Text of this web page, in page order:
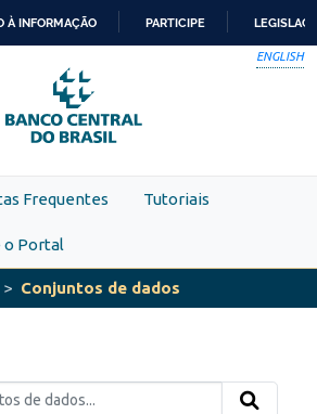
PARA
O
CONTEÚDO
À INFORMAÇÃO PARTICIPE
ENGLISH
Frequentes Tutoriais
o Portal
Conjuntos de dados